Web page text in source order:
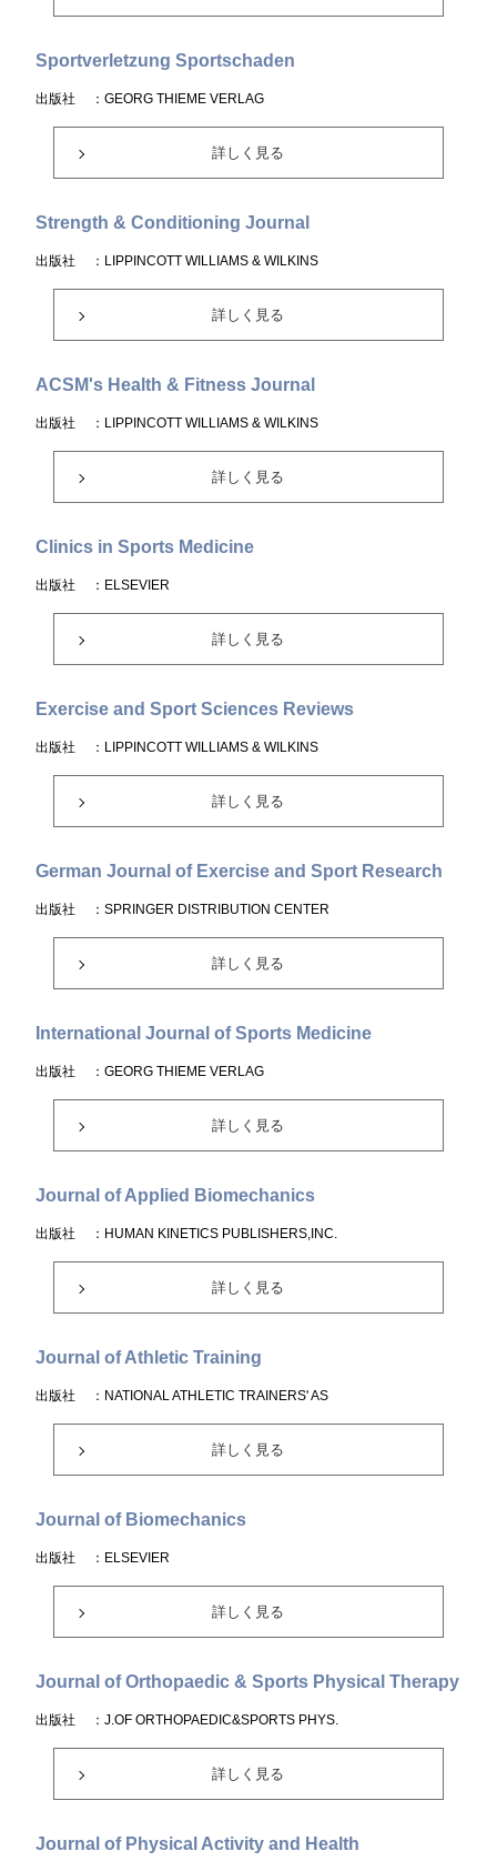
Sportverletzung Sportschaden
出版社 ：GEORG THIEME VERLAG
詳しく見る
Strength & Conditioning Journal
出版社 ：LIPPINCOTT WILLIAMS & WILKINS
詳しく見る
ACSM's Health & Fitness Journal
出版社 ：LIPPINCOTT WILLIAMS & WILKINS
詳しく見る
Clinics in Sports Medicine
出版社 ：ELSEVIER
詳しく見る
Exercise and Sport Sciences Reviews
出版社 ：LIPPINCOTT WILLIAMS & WILKINS
詳しく見る
German Journal of Exercise and Sport Research
出版社 ：SPRINGER DISTRIBUTION CENTER
詳しく見る
International Journal of Sports Medicine
出版社 ：GEORG THIEME VERLAG
詳しく見る
Journal of Applied Biomechanics
出版社 ：HUMAN KINETICS PUBLISHERS,INC.
詳しく見る
Journal of Athletic Training
出版社 ：NATIONAL ATHLETIC TRAINERS' AS
詳しく見る
Journal of Biomechanics
出版社 ：ELSEVIER
詳しく見る
Journal of Orthopaedic & Sports Physical Therapy
出版社 ：J.OF ORTHOPAEDIC&SPORTS PHYS.
詳しく見る
Journal of Physical Activity and Health